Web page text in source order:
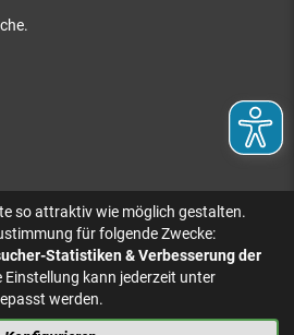
so attraktiv wie möglich gestalten.
für folgende Zwecke:
Statistiken & Verbesserung der
Einstellung kann jederzeit unter
werden.